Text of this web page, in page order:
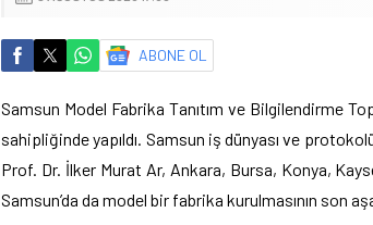
ABONE OL
Samsun Model Fabrika Tanıtım ve Bilgilendirme
sahipliğinde yapıldı. Samsun iş dünyası ve
Prof. Dr. İlker Murat Ar, Ankara, Bursa, Konya,
Samsun’da da model bir fabrika kurulmasının son